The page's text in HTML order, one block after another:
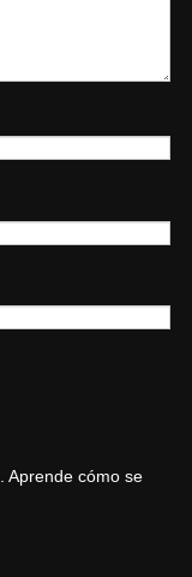
Aprende cómo se